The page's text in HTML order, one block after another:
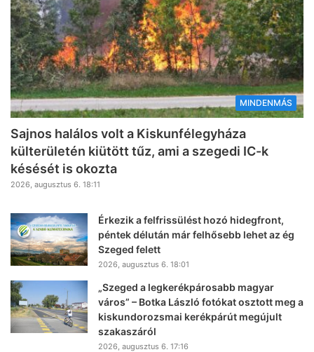
MINDENMÁS
Sajnos halálos volt a Kiskunfélegyháza
külterületén kiütött tűz, ami a szegedi IC-k
késését is okozta
2026, augusztus 6. 18:11
Érkezik a felfrissülést hozó hidegfront,
péntek délután már felhősebb lehet az ég
Szeged felett
2026, augusztus 6. 18:01
„Szeged a legkerékpárosabb magyar
város” – Botka László fotókat osztott meg a
kiskundorozsmai kerékpárút megújult
szakaszáról
2026, augusztus 6. 17:16